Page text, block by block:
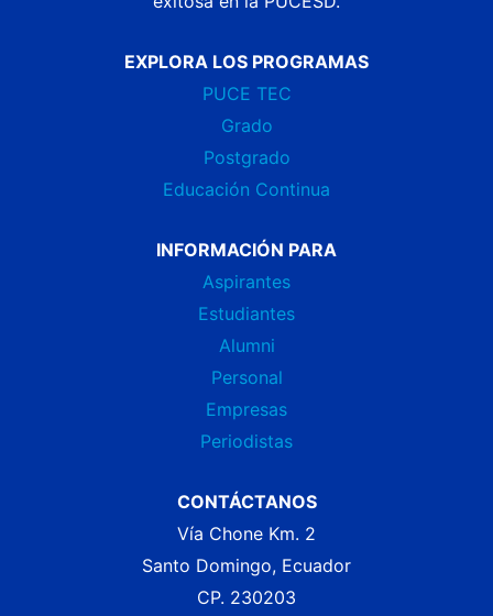
EXPLORA LOS PROGRAMAS
PUCE TEC
Grado
Postgrado
Educación Continua
INFORMACIÓN PARA
Aspirantes
Estudiantes
Alumni
Personal
Empresas
Periodistas
CONTÁCTANOS
Vía Chone Km. 2
Santo Domingo, Ecuador
CP. 230203